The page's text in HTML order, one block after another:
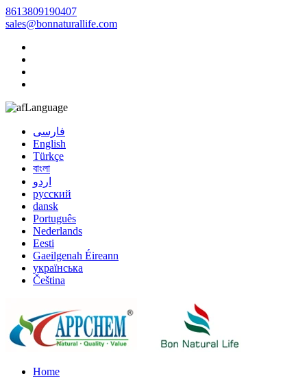
8613809190407
sales@bonnaturallife.com
Language
فارسی
English
Türkçe
বাংলা
اردو
русский
dansk
Português
Nederlands
Eesti
Gaeilgenah Éireann
українська
Čeština
Home